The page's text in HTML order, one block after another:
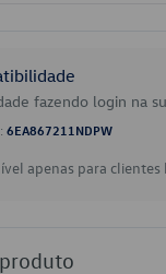
fazendo login na
6EA867211NDPW
apenas para clientes